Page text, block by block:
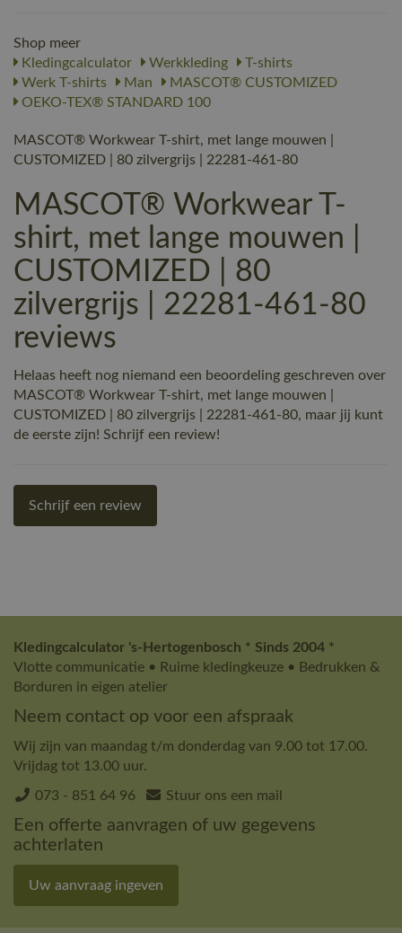
Shop meer
Kledingcalculator
Werkkleding
T-shirts
Werk T-shirts
Man
MASCOT® CUSTOMIZED
OEKO-TEX® STANDARD 100
MASCOT® Workwear T-shirt, met lange mouwen |
CUSTOMIZED | 80 zilvergrijs | 22281-461-80
MASCOT® Workwear T-
shirt, met lange mouwen |
CUSTOMIZED | 80
zilvergrijs | 22281-461-80
reviews
Helaas heeft nog niemand een beoordeling geschreven over
MASCOT® Workwear T-shirt, met lange mouwen |
CUSTOMIZED | 80 zilvergrijs | 22281-461-80, maar jij kunt
de eerste zijn! Schrijf een review!
Schrijf een review
Kledingcalculator 's-Hertogenbosch * Sinds 2004 *
Vlotte communicatie • Ruime kledingkeuze • Bedrukken &
Borduren in eigen atelier
Neem contact op voor een afspraak
Wij zijn van maandag t/m donderdag van 9.00 tot 17.00.
Vrijdag tot 13.00 uur.
073 - 851 64 96 Stuur ons een mail
Een offerte aanvragen of uw gegevens
achterlaten
Uw aanvraag ingeven